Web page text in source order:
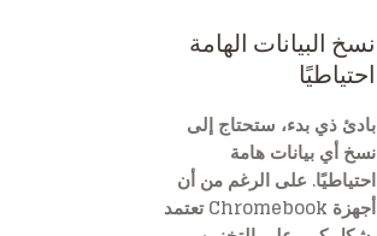
نسخ البيانات الهامة
احتياطيًا
بادئ ذي بدء، ستحتاج إلى
نسخ أي بيانات هامة
احتياطيًا. على الرغم من أن
أجهزة Chromebook تعتمد